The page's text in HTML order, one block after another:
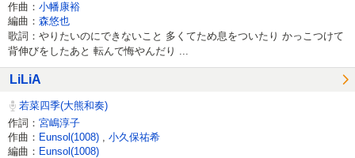
作曲： 小幡康裕
編曲： 森悠也
歌詞：やりたいのにできないこと 多くてため息をついたり かっこつけて
背伸びをしたあと 転んで悔やんだり ...
LiLiA
若菜四季(大熊和奏)
作詞： 宮嶋淳子
作曲： Eunsol(1008)
小久保祐希
編曲： Eunsol(1008)